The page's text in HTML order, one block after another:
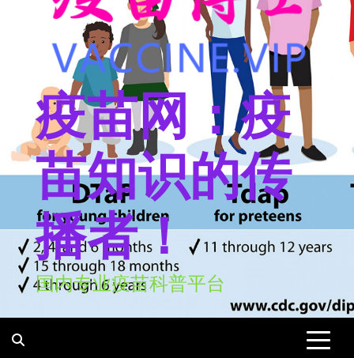
疫苗网：疫
苗知识的传
播者！
国内专业疫苗科普平台